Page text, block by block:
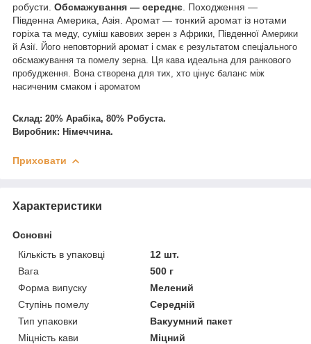
робусти. Обсмажування — середнє . Походження —
Південна Америка, Азія. Аромат — тонкий аромат із нотами
горіха та меду, суміш кавових зерен з Африки, Південної Америки
й Азії. Його неповторний аромат і смак є результатом спеціального
обсмажування та помелу зерна. Ця кава идеальна для ранкового
пробудження. Вона створена для тих, хто цінує баланс між
насиченим смаком і ароматом
Склад: 20% Арабіка, 80% Робуста.
Виробник: Німеччина.
Приховати
Характеристики
Основні
Кількість в упаковці
12 шт.
Вага
500 г
Форма випуску
Мелений
Ступінь помелу
Середній
Тип упаковки
Вакуумний пакет
Міцність кави
Міцний